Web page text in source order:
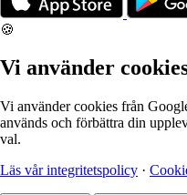
🍪
Vi använder
Vi använder cookies från
används och förbättra din
val.
Läs vår integritetspolicy ·